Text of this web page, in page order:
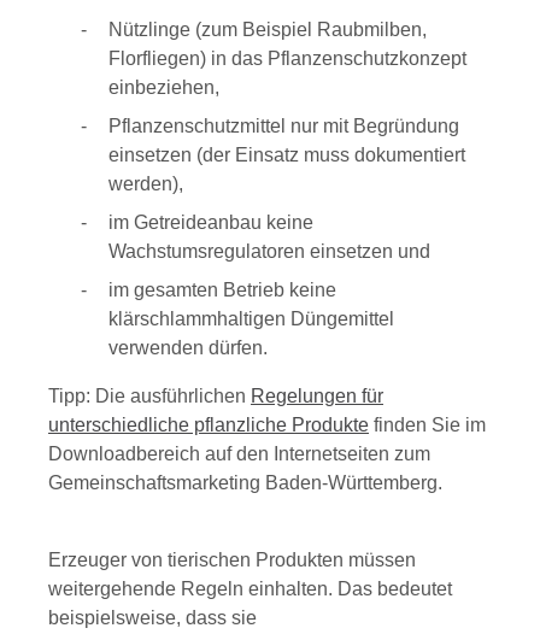
Nützlinge (zum Beispiel Raubmilben,
Florfliegen) in das Pflanzenschutzkonzept
einbeziehen,
Pflanzenschutzmittel nur mit Begründung
einsetzen (der Einsatz muss dokumentiert
werden),
im Getreideanbau keine
Wachstumsregulatoren einsetzen und
im gesamten Betrieb keine
klärschlammhaltigen Düngemittel
verwenden dürfen.
Tipp: Die ausführlichen Regelungen für
unterschiedliche pflanzliche Produkte finden Sie im
Downloadbereich auf den Internetseiten zum
Gemeinschaftsmarketing Baden-Württemberg.
Erzeuger von tierischen Produkten müssen
weitergehende Regeln einhalten. Das bedeutet
beispielsweise, dass sie